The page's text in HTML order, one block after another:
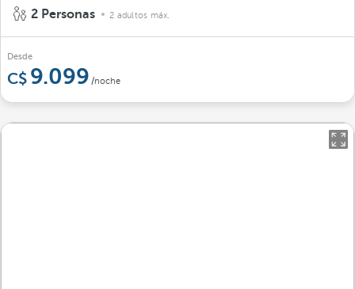
2 Personas 2 adultos máx.
Desde
9.099 /noche